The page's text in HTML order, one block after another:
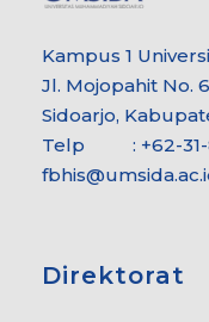
Kampus 1
Jl. Mojopahit No.
Sidoarjo,
Telp : +62-31-
Direktorat